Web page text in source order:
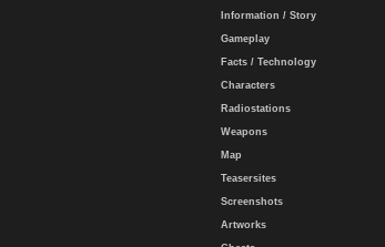
Information / Story
Gameplay
Facts / Technology
Characters
Radiostations
Weapons
Map
Teasersites
Screenshots
Artworks